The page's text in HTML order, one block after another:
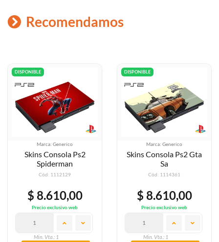
Recomendamos
DISPONIBLE
Marca: Generico
Skins Consola Ps2
Spiderman
Cód: 1112129
$ 8.610,00
Precio exclusivo web
Min. Vta.: 1
DISPONIBLE
Marca: Generico
Skins Consola Ps2 Gta
Sa
Cód: 1114361
$ 8.610,00
Precio exclusivo web
Min. Vta.: 1